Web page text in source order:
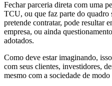
Fechar parceria direta com uma
TCU, ou que faz parte do quadro
pretende contratar, pode resultar
empresa, ou ainda
adotados.
Como deve estar imaginando,
com seus clientes, investidores,
mesmo com a sociedade de modo